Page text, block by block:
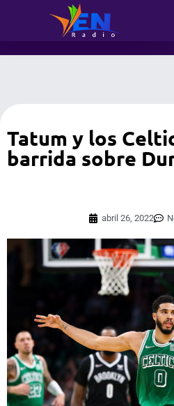
Tatum y los
barrida sobre
abril 26, 2022